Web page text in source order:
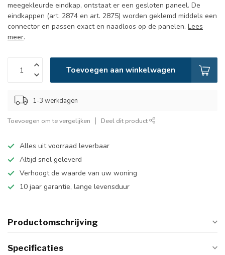
meegekleurde eindkap, ontstaat er een gesloten paneel. De
eindkappen (art. 2874 en art. 2875) worden geklemd middels een
connector en passen exact en naadloos op de panelen. Lees
meer.
Toevoegen aan winkelwagen
1-3 werkdagen
Toevoegen om te vergelijken Deel dit product
Alles uit voorraad leverbaar
Altijd snel geleverd
Verhoogt de waarde van uw woning
10 jaar garantie, lange levensduur
Productomschrijving
Specificaties